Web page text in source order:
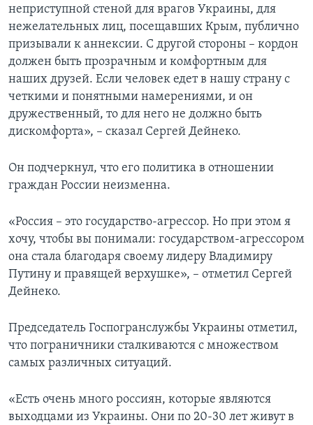
неприступной стеной для врагов Украины, для
нежелательных лиц, посещавших Крым, публично
призывали к аннексии. С другой стороны – кордон
должен быть прозрачным и комфортным для
наших друзей. Если человек едет в нашу страну с
четкими и понятными намерениями, и он
дружественный, то для него не должно быть
дискомфорта», – сказал Сергей Дейнеко.
Он подчеркнул, что его политика в отношении
граждан России неизменна.
«Россия – это государство-агрессор. Но при этом я
хочу, чтобы вы понимали: государством-агрессором
она стала благодаря своему лидеру Владимиру
Путину и правящей верхушке», – отметил Сергей
Дейнеко.
Председатель Госпогранслужбы Украины отметил,
что пограничники сталкиваются с множеством
самых различных ситуаций.
«Есть очень много россиян, которые являются
выходцами из Украины. Они по 20-30 лет живут в